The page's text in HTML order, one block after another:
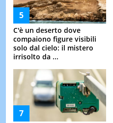
C'è un deserto dove
compaiono figure visibili
solo dal cielo: il mistero
irrisolto da ...